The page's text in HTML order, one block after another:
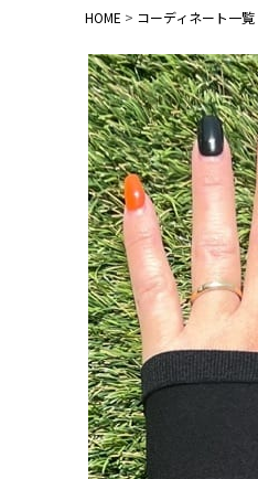
HOME コーディネート一覧